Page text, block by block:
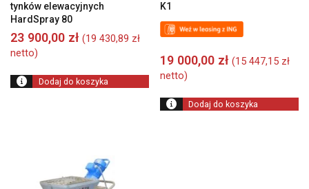
tynków elewacyjnych
HardSpray 80
23 900,00 zł (19 430,89 zł
netto)
Dodaj do koszyka
K1
19 000,00 zł (15 447,15 zł
netto)
Dodaj do koszyka